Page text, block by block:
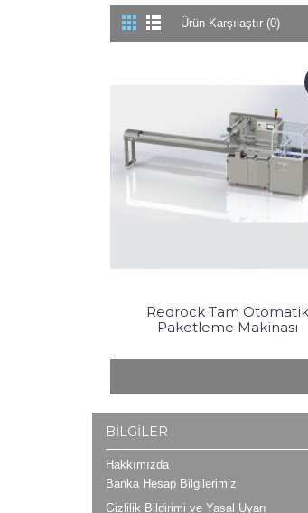
Ürün Karşılaştır (0)
Redrock Tam Otomatik
Paketleme Makinası
BILGILER
Hakkımızda
Banka Hesap Bilgilerimiz
Gizlilik Bildirimi ve Yasal Uyarı